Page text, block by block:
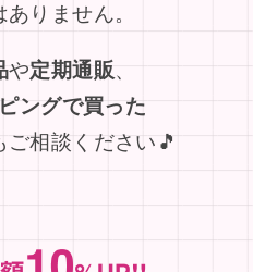
りません。
や定期通販、
ングで買った
相談ください🎵